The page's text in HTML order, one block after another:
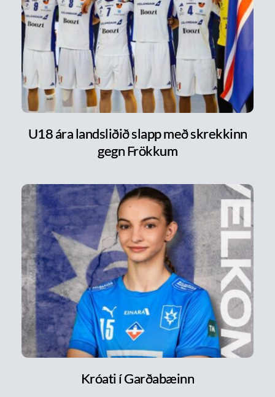
U18 ára landsliðið slapp með skrekkinn
gegn Frökkum
Króati í Garðabæinn